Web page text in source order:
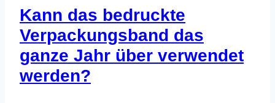
Anwendungen
Kann das bedruckte
Verpackungsband das
ganze Jahr über verwendet
werden?